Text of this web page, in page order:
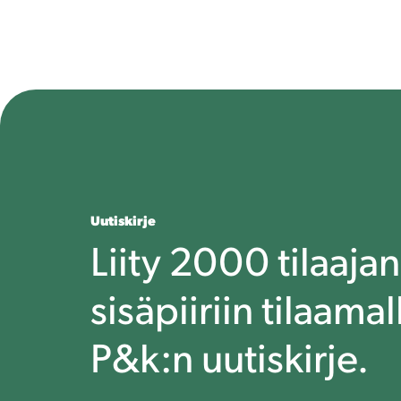
Uutiskirje
Liity 2000 tilaajan
sisäpiiriin
P&k:n uutiskirje.